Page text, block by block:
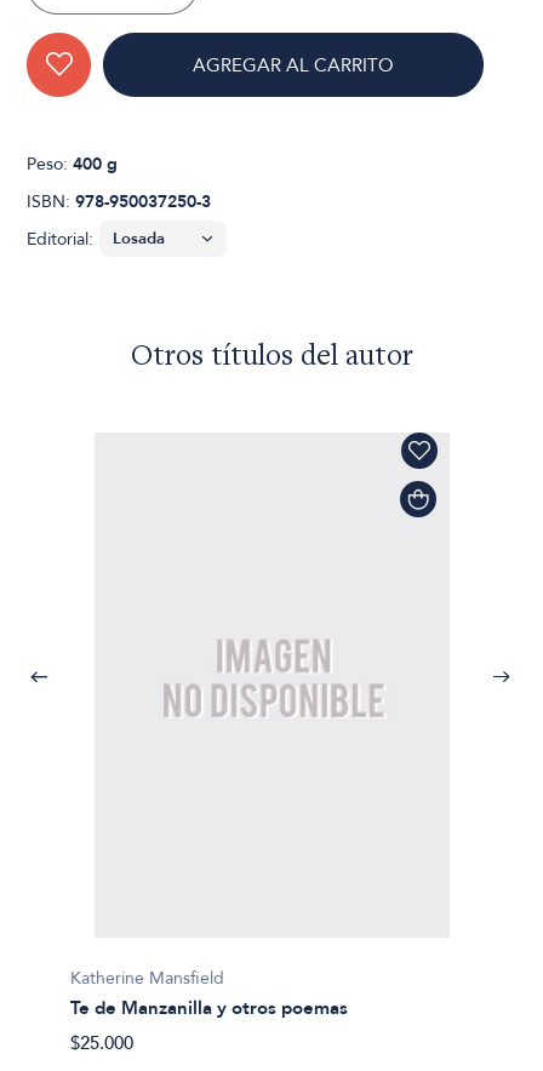
AGREGAR AL CARRITO
Peso:400 g
ISBN:978-950037250-3
Editorial:
Otros títulos del autor
Katherine Mansfield
Te de Manzanilla y otros poemas
$25.000